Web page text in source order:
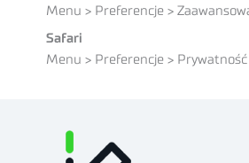
Menu > Preferencje >
Safari
Menu > Preferencje > Prywatność